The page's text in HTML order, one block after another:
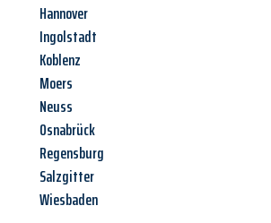
Hannover
Ingolstadt
Koblenz
Moers
Neuss
Osnabrück
Regensburg
Salzgitter
Wiesbaden